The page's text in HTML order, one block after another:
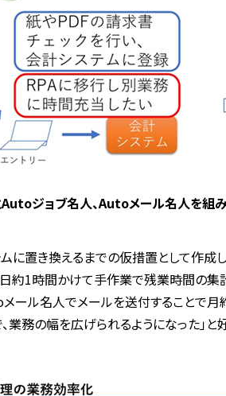
ジョブ名人、Autoメール名人を組
に置き換えるまでの仮措置として作
約1時間かけて手作業で残業時間の
ール名人でメールを送付することで
務の幅を広げられるようになった」と